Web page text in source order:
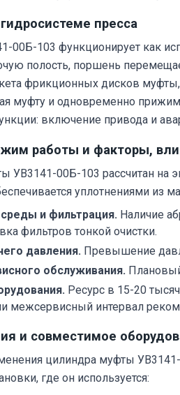
пресса
00Б-103 функционирует как
полость, поршень
фрикционных дисков
муфту и одновременно
включение привода и
работы и факторы,
00Б-103 рассчитан на
уплотнениями
и фильтрация. Наличие
фильтров тонкой очистки.
давления. Превышение
обслуживания.
Ресурс в 15-20
межсервисный интервал
и совместимое
цилиндра муфты
где он используется: